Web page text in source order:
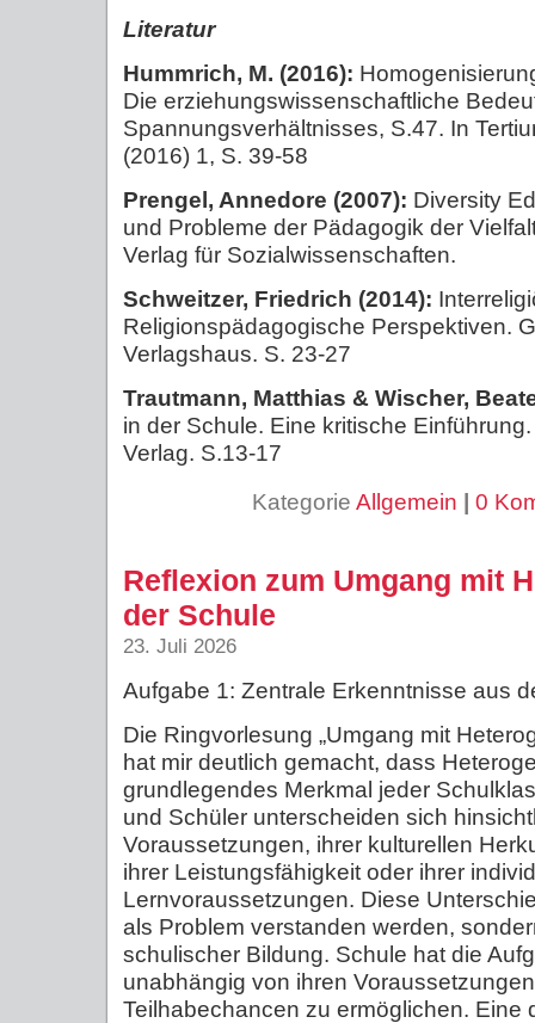
Literatur
Hummrich, M. (2016):
Die erziehungswissenschaftliche
Spannungsverhältnisses, S.47. In
(2016) 1, S. 39-58
Prengel, Annedore (2007): Diversity
und Probleme der Pädagogik der
Verlag für Sozialwissenschaften.
Schweitzer, Friedrich (2014):
Religionspädagogische Perspektiven.
Verlagshaus. S. 23-27
Trautmann, Matthias & Wischer,
in der Schule. Eine kritische
Verlag. S.13-17
Kategorie Allgemein 0
Reflexion zum Umgang mit
der Schule
23. Juli 2026
Aufgabe 1: Zentrale Erkenntnisse aus
Die Ringvorlesung „Umgang mit
hat mir deutlich gemacht, dass
grundlegendes Merkmal jeder
und Schüler unterscheiden sich
Voraussetzungen, ihrer kulturellen
ihrer Leistungsfähigkeit oder ihrer
Lernvoraussetzungen. Diese
als Problem verstanden werden,
schulischer Bildung. Schule hat die
unabhängig von ihren
Teilhabechancen zu ermöglichen. Eine